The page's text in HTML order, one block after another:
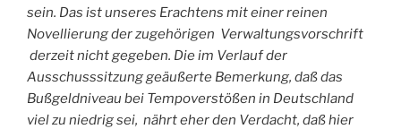
sein. Das ist unseres Erachtens mit einer reinen
Novellierung der zugehörigen Verwaltungsvorschrift
derzeit nicht gegeben. Die im Verlauf der
Ausschusssitzung geäußerte Bemerkung, daß das
Bußgeldniveau bei Tempoverstößen in Deutschland
viel zu niedrig sei, nährt eher den Verdacht, daß hier